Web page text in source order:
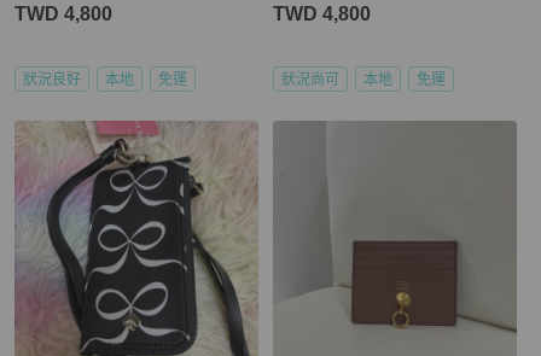
TWD 4,800
狀況良好 本地 免運
TWD 4,800
狀況尚可 本地 免運